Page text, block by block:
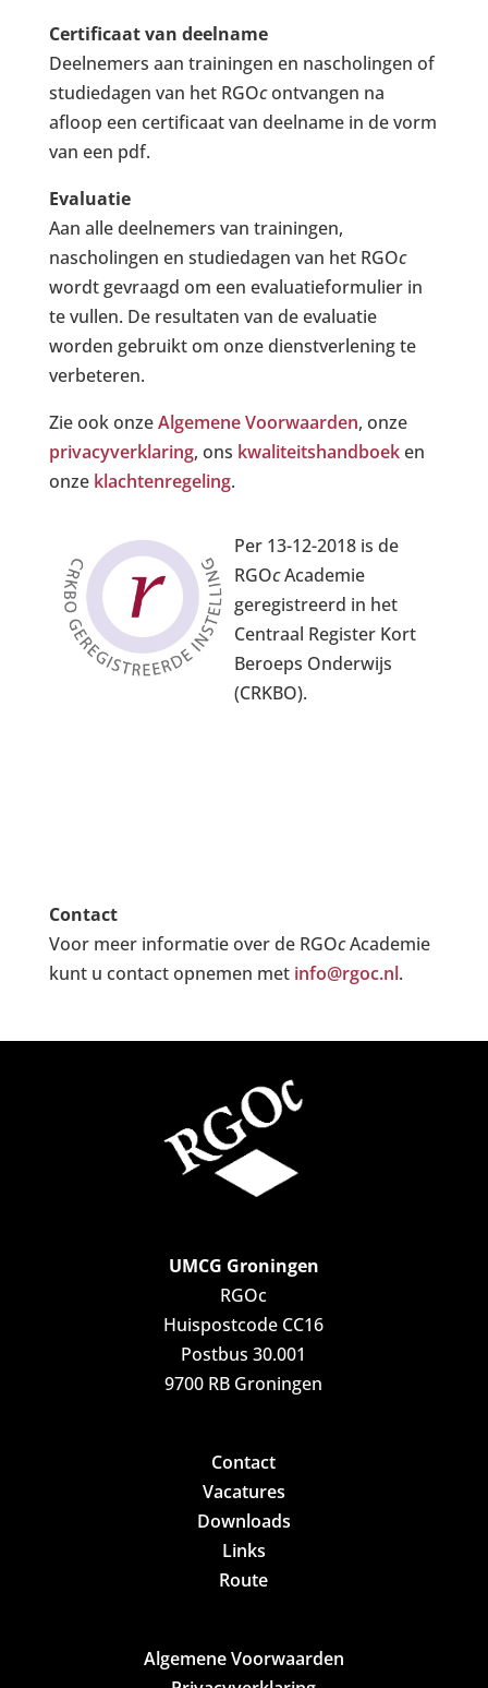
Certificaat van deelname
Deelnemers aan trainingen en nascholingen of
studiedagen van het RGOcontvangen na
afloop een certificaat van deelname in de vorm
van een pdf.
Evaluatie
Aan alle deelnemers van trainingen,
nascholingen en studiedagen van het RGOc
wordt gevraagd om een evaluatieformulier in
te vullen. De resultaten van de evaluatie
worden gebruikt om onze dienstverlening te
verbeteren.
Zie ook onzeAlgemene Voorwaarden, onze
privacyverklaring, ons kwaliteitshandboeken
onze klachtenregeling.
Per 13-12-2018 is de
RGOcAcademie
geregistreerd in het
Centraal Register Kort
Beroeps Onderwijs
(CRKBO).
Contact
Voor meer informatie over de RGOcAcademie
kunt u contact opnemen met info@rgoc.nl.
UMCG Groningen
RGOc
Huispostcode CC16
Postbus 30.001
9700 RB Groningen
Contact
Vacatures
Downloads
Links
Route
Algemene Voorwaarden